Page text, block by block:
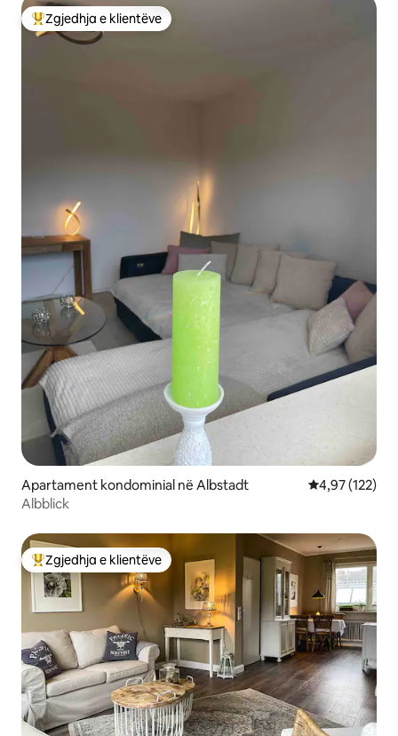
Më të mirat e zgjedhjeve të klientëve
Zgjedhja e klientëve
Apartament kondominial në Albstadt Vlerësimi
4,97 (122)
Albblick
Më të mirat e zgjedhjeve të klientëve
Zgjedhja e klientëve